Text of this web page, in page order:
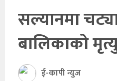
सल्यानमा
बालिकाको
ई-कापी न्युज